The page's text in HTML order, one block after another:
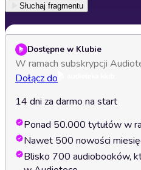
Słuchaj fragmentu
Dostępne w Klubie
W ramach subskrypcji
Dołącz do
14 dni za darmo na start
Ponad 50.000 tytułów w
Nawet 500 nowości
Blisko 700 audiobooków,